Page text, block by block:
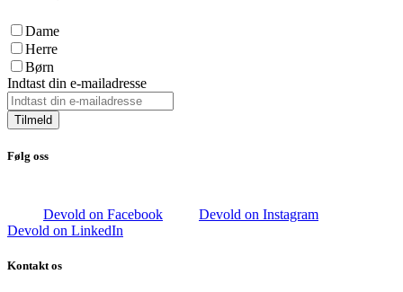
Dame
Herre
Børn
Indtast din e-mailadresse
Tilmeld
Følg oss
Devold on Facebook
Devold on Instagram
Devold on LinkedIn
Kontakt os